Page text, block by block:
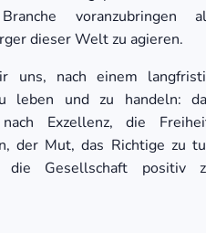
voranzubringen
dieser Welt zu agieren.
uns, nach einem
leben und zu handeln:
Exzellenz, die
der Mut, das Richtige zu
die Gesellschaft positiv